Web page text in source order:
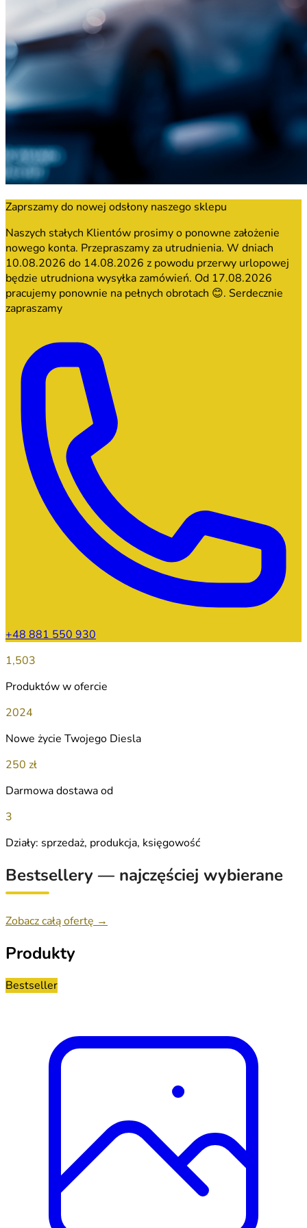
Zaprszamy do nowej odsłony naszego sklepu
Naszych stałych Klientów prosimy o ponowne założenie
nowego konta. Przepraszamy za utrudnienia. W dniach
10.08.2026 do 14.08.2026 z powodu przerwy urlopowej
będzie utrudniona wysyłka zamówień. Od 17.08.2026
pracujemy ponownie na pełnych obrotach 😊. Serdecznie
zapraszamy
+48 881 550 930
1,503
Produktów w ofercie
2024
Nowe życie Twojego Diesla
250 zł
Darmowa dostawa od
3
Działy: sprzedaż, produkcja, księgowość
Bestsellery — najczęściej wybierane
Zobacz całą ofertę →
Produkty
Bestseller